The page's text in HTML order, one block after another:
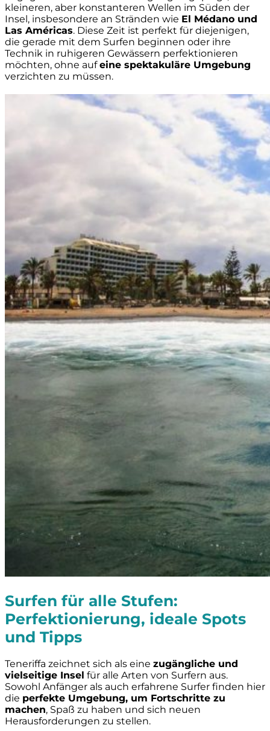
kleineren, aber konstanteren Wellen im Süden der
Insel, insbesondere an Stränden wie El Médano und
Las Américas. Diese Zeit ist perfekt für diejenigen,
die gerade mit dem Surfen beginnen oder ihre
Technik in ruhigeren Gewässern perfektionieren
möchten, ohne aufeine spektakuläre Umgebung
verzichten zu müssen.
Surfen für alle Stufen:
Perfektionierung, ideale Spots
und Tipps
Teneriffa zeichnet sich als eine zugängliche und
vielseitige Insel für alle Arten von Surfern aus.
Sowohl Anfänger als auch erfahrene Surfer finden hier
die perfekte Umgebung, um Fortschritte zu
machen, Spaß zu haben und sich neuen
Herausforderungen zu stellen.